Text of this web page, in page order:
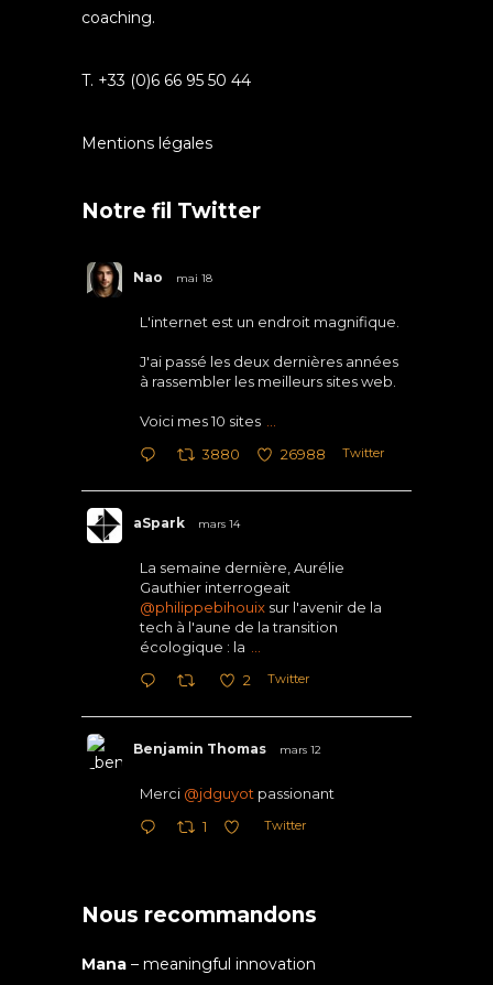
coaching.
T. +33 (0)6 66 95 50 44
Mentions légales
Notre fil Twitter
Nao mai 18
L'internet est un endroit magnifique.
J'ai passé les deux dernières années
à rassembler les meilleurs sites web.
Voici mes 10 sites ...
3880 26988 Twitter
aSpark mars 14
La semaine dernière, Aurélie
Gauthier interrogeait
@philippebihouix sur l'avenir de la
tech à l'aune de la transition
écologique : la ...
2 Twitter
Benjamin Thomas mars 12
Merci @jdguyot passionant
1 Twitter
Nous recommandons
Mana – meaningful innovation